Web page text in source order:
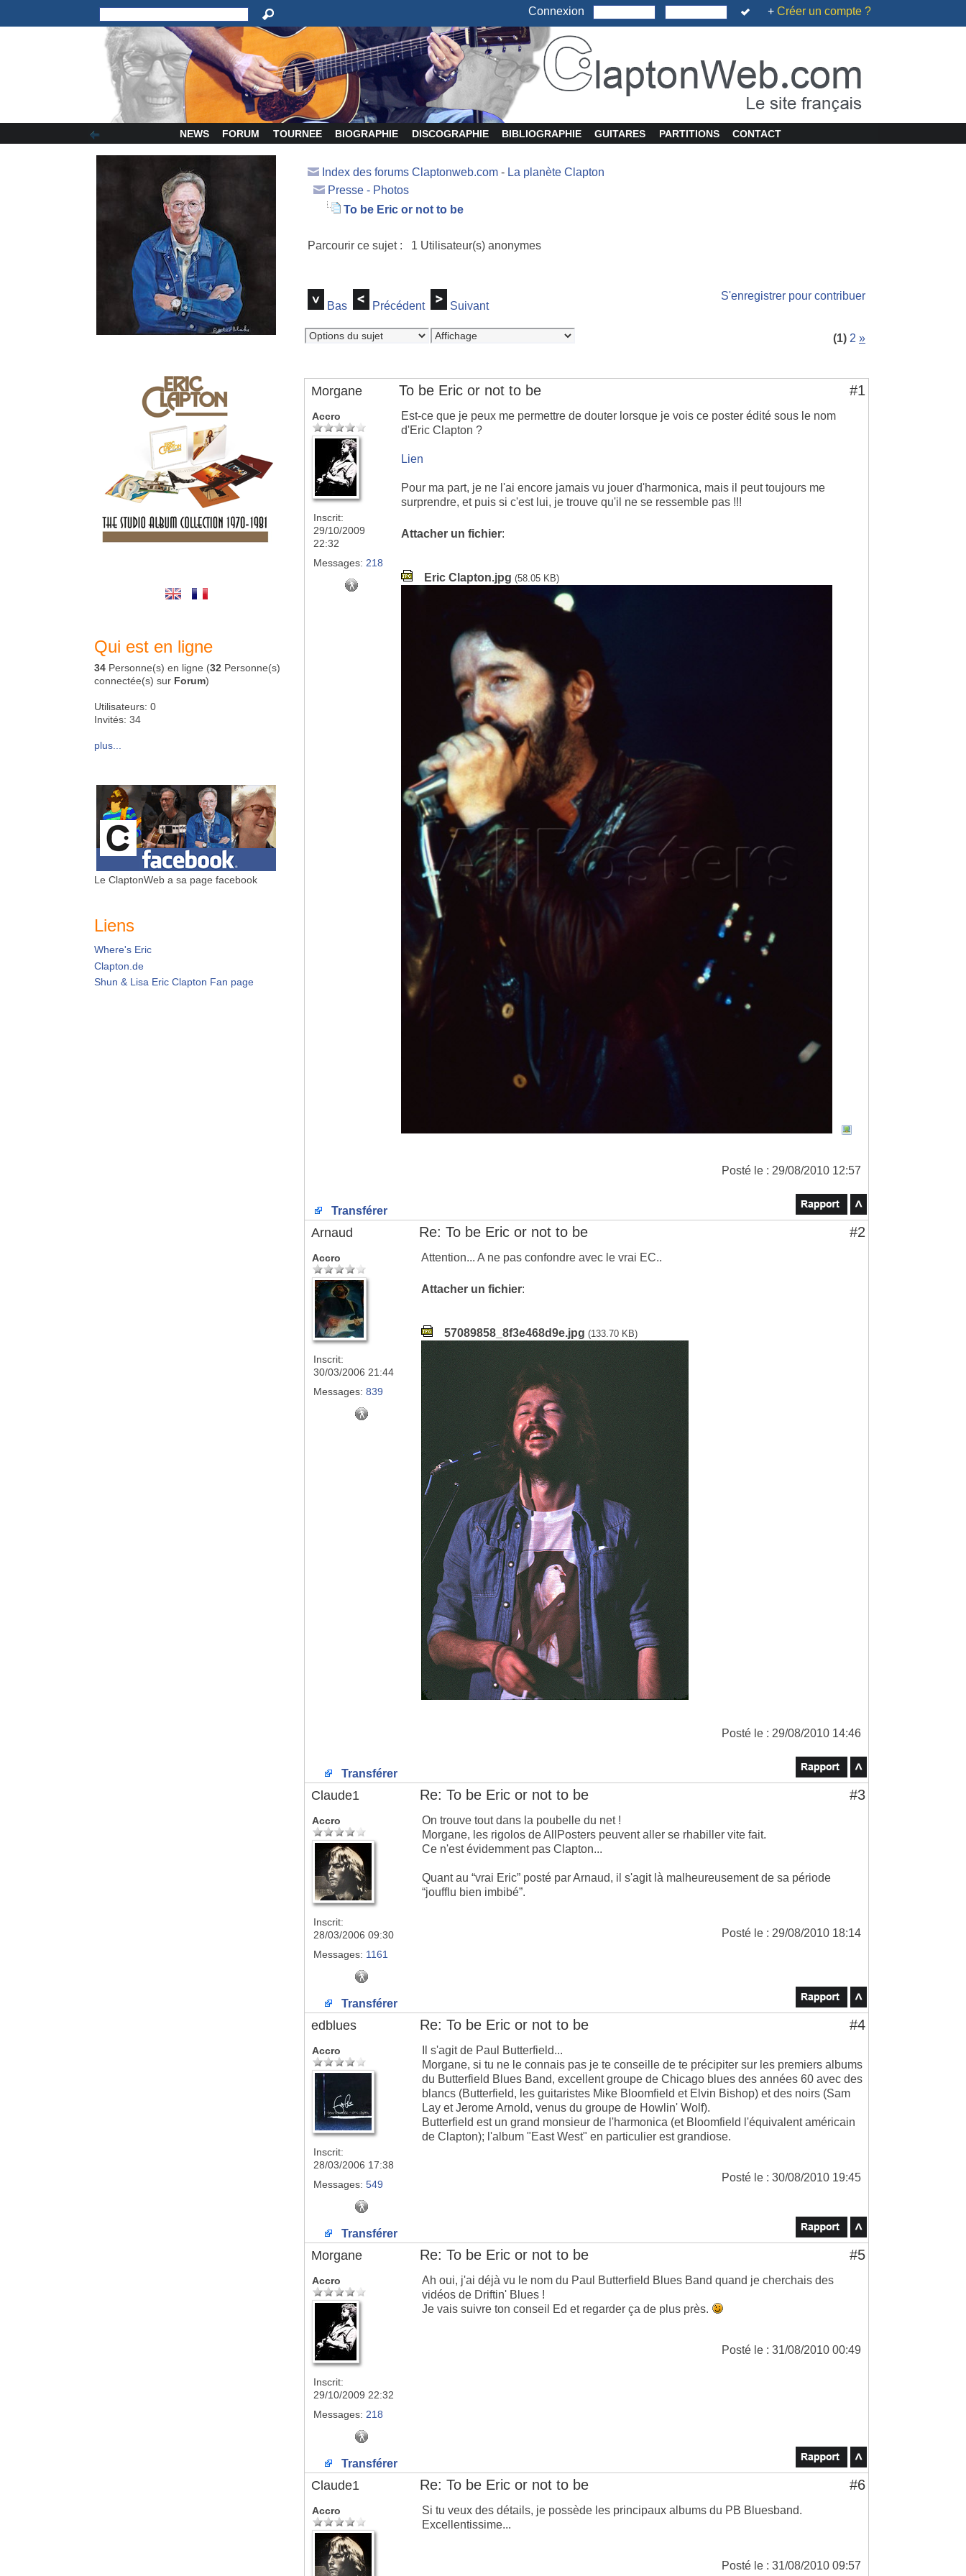
Connexion + Créer un compte ?
NEWS FORUM TOURNEE BIOGRAPHIE DISCOGRAPHIE BIBLIOGRAPHIE GUITARES PARTITIONS CONTACT
Qui est en ligne
34 Personne(s) en ligne (32 Personne(s)
connectée(s) sur Forum)
Utilisateurs: 0
Invités: 34
plus...
Le ClaptonWeb a sa page facebook
Liens
Where's Eric
Clapton.de
Shun & Lisa Eric Clapton Fan page
Index des forums Claptonweb.com - La planète Clapton
Presse - Photos
To be Eric or not to be
Parcourir ce sujet : 1 Utilisateur(s) anonymes
Bas Précédent Suivant
S'enregistrer pour contribuer
(1) 2 »
Morgane To be Eric or not to be #1
Accro
Inscrit:
29/10/2009
22:32
Messages: 218
Est-ce que je peux me permettre de douter lorsque je vois ce poster édité sous le nom
d'Eric Clapton ?
Lien
Pour ma part, je ne l'ai encore jamais vu jouer d'harmonica, mais il peut toujours me
surprendre, et puis si c'est lui, je trouve qu'il ne se ressemble pas !!!
Attacher un fichier:
Eric Clapton.jpg (58.05 KB)
Posté le : 29/08/2010 12:57
Transférer
Arnaud Re: To be Eric or not to be #2
Accro
Inscrit:
30/03/2006 21:44
Messages: 839
Attention... A ne pas confondre avec le vrai EC..
Attacher un fichier:
57089858_8f3e468d9e.jpg (133.70 KB)
Posté le : 29/08/2010 14:46
Transférer
Claude1 Re: To be Eric or not to be #3
Accro
Inscrit:
28/03/2006 09:30
Messages: 1161
On trouve tout dans la poubelle du net !
Morgane, les rigolos de AllPosters peuvent aller se rhabiller vite fait.
Ce n'est évidemment pas Clapton...
Quant au “vrai Eric” posté par Arnaud, il s'agit là malheureusement de sa période
“joufflu bien imbibé”.
Posté le : 29/08/2010 18:14
Transférer
edblues Re: To be Eric or not to be #4
Accro
Inscrit:
28/03/2006 17:38
Messages: 549
Il s'agit de Paul Butterfield...
Morgane, si tu ne le connais pas je te conseille de te précipiter sur les premiers albums
du Butterfield Blues Band, excellent groupe de Chicago blues des années 60 avec des
blancs (Butterfield, les guitaristes Mike Bloomfield et Elvin Bishop) et des noirs (Sam
Lay et Jerome Arnold, venus du groupe de Howlin' Wolf).
Butterfield est un grand monsieur de l'harmonica (et Bloomfield l'équivalent américain
de Clapton); l'album "East West" en particulier est grandiose.
Posté le : 30/08/2010 19:45
Transférer
Morgane Re: To be Eric or not to be #5
Accro
Inscrit:
29/10/2009 22:32
Messages: 218
Ah oui, j'ai déjà vu le nom du Paul Butterfield Blues Band quand je cherchais des
vidéos de Driftin' Blues !
Je vais suivre ton conseil Ed et regarder ça de plus près.
Posté le : 31/08/2010 00:49
Transférer
Claude1 Re: To be Eric or not to be #6
Accro
Si tu veux des détails, je possède les principaux albums du PB Bluesband.
Excellentissime...
Posté le : 31/08/2010 09:57